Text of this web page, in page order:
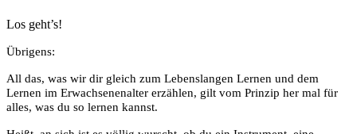
Los geht’s!
Übrigens:
All das, was wir dir gleich zum Lebenslangen Lernen und dem
Lernen im Erwachsenenalter erzählen, gilt vom Prinzip her mal für
alles, was du so lernen kannst.